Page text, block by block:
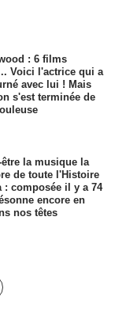
: 6 films
Voici l'actrice qui a
avec lui ! Mais
s'est terminée de
la musique la
de toute l'Histoire
: composée il y a 74
encore en
nos têtes